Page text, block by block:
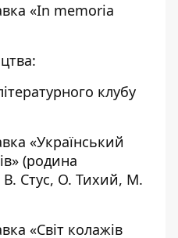
«In memoria
клубу
«Український
(родина
В. Стус, О. Тихий, М.
«Світ колажів